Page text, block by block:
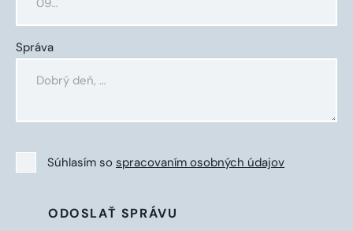
Správa
Súhlasím so spracovaním osobných údajov
ODOSLAŤ SPRÁVU